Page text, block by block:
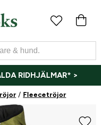
RIDHJÄLMAR* >
Fleecetröjor